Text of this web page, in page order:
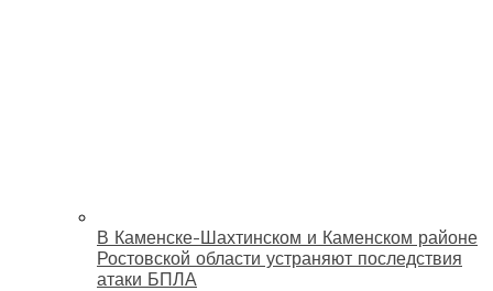
В Каменске-Шахтинском и Каменском районе
Ростовской области устраняют последствия
атаки БПЛА